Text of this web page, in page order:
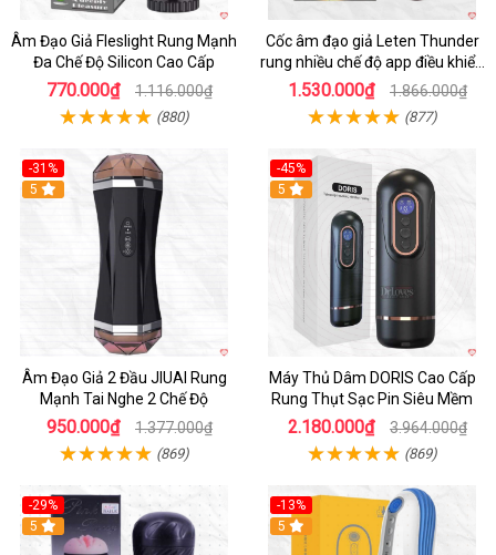
Âm Đạo Giả Fleslight Rung Mạnh
Đa Chế Độ Silicon Cao Cấp
770.000₫ 1.116.000₫
(880)
Cốc âm đạo giả Leten Thunder
rung nhiều chế độ app điều khiển
tiện lợi
1.530.000₫ 1.866.000₫
(877)
-31%
5
Âm Đạo Giả 2 Đầu JIUAI Rung
Mạnh Tai Nghe 2 Chế Độ
950.000₫ 1.377.000₫
(869)
-45%
Hot
5
Máy Thủ Dâm DORIS Cao Cấp
Rung Thụt Sạc Pin Siêu Mềm
2.180.000₫ 3.964.000₫
(869)
-29%
5
-13%
5